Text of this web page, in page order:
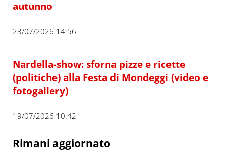
autunno
23/07/2026 14:56
Nardella-show: sforna pizze e ricette
(politiche) alla Festa di Mondeggi (video e
fotogallery)
19/07/2026 10:42
Rimani aggiornato